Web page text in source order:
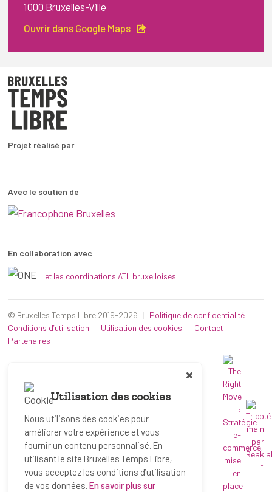
1000 Bruxelles-Ville
Ouvrir dans Google Maps
Projet réalisé par
Avec le soutien de
En collaboration avec
et les coordinations ATL bruxelloises.
© Bruxelles Temps Libre 2019-2026
Politique de confidentialité
Conditions d’utilisation
Utilisation des cookies
Contact
Partenaires
*
Utilisation des cookies
Nous utilisons des cookies pour
améliorer votre expérience et vous
fournir un contenu personnalisé. En
utilisant le site Bruxelles Temps Libre,
vous acceptez les conditions d’utilisation
de vos données. En savoir plus sur